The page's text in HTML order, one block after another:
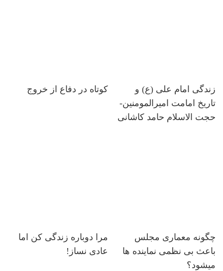
زندگی امام علی (ع) و
تاریخ امامت امیرالمومنین-
حجت الاسلام حامد کاشانی
کوتاه در دفاع از خروج
چگونه معماری مجلس
باعث بی نظمی نماینده ها
میشود؟
مرا دوباره زندگی کن اما
عادی نساز!